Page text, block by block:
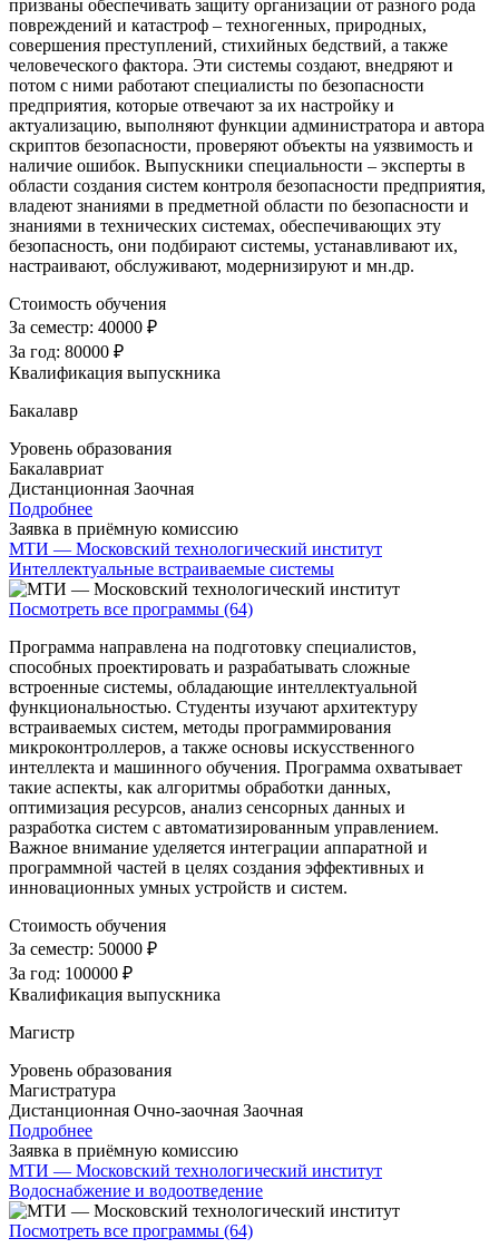
призваны обеспечивать защиту организации от разного рода
повреждений и катастроф – техногенных, природных,
совершения преступлений, стихийных бедствий, а также
человеческого фактора. Эти системы создают, внедряют и
потом с ними работают специалисты по безопасности
предприятия, которые отвечают за их настройку и
актуализацию, выполняют функции администратора и автора
скриптов безопасности, проверяют объекты на уязвимость и
наличие ошибок. Выпускники специальности – эксперты в
области создания систем контроля безопасности предприятия,
владеют знаниями в предметной области по безопасности и
знаниями в технических системах, обеспечивающих эту
безопасность, они подбирают системы, устанавливают их,
настраивают, обслуживают, модернизируют и мн.др.
Стоимость обучения
За семестр: 40000 ₽
За год: 80000 ₽
Квалификация выпускника
Бакалавр
Уровень образования
Бакалавриат
Дистанционная Заочная
Подробнее
Заявка в приёмную комиссию
МТИ — Московский технологический институт
Интеллектуальные встраиваемые системы
Посмотреть все программы (64)
Программа направлена на подготовку специалистов,
способных проектировать и разрабатывать сложные
встроенные системы, обладающие интеллектуальной
функциональностью. Студенты изучают архитектуру
встраиваемых систем, методы программирования
микроконтроллеров, а также основы искусственного
интеллекта и машинного обучения. Программа охватывает
такие аспекты, как алгоритмы обработки данных,
оптимизация ресурсов, анализ сенсорных данных и
разработка систем с автоматизированным управлением.
Важное внимание уделяется интеграции аппаратной и
программной частей в целях создания эффективных и
инновационных умных устройств и систем.
Стоимость обучения
За семестр: 50000 ₽
За год: 100000 ₽
Квалификация выпускника
Магистр
Уровень образования
Магистратура
Дистанционная Очно-заочная Заочная
Подробнее
Заявка в приёмную комиссию
МТИ — Московский технологический институт
Водоснабжение и водоотведение
Посмотреть все программы (64)